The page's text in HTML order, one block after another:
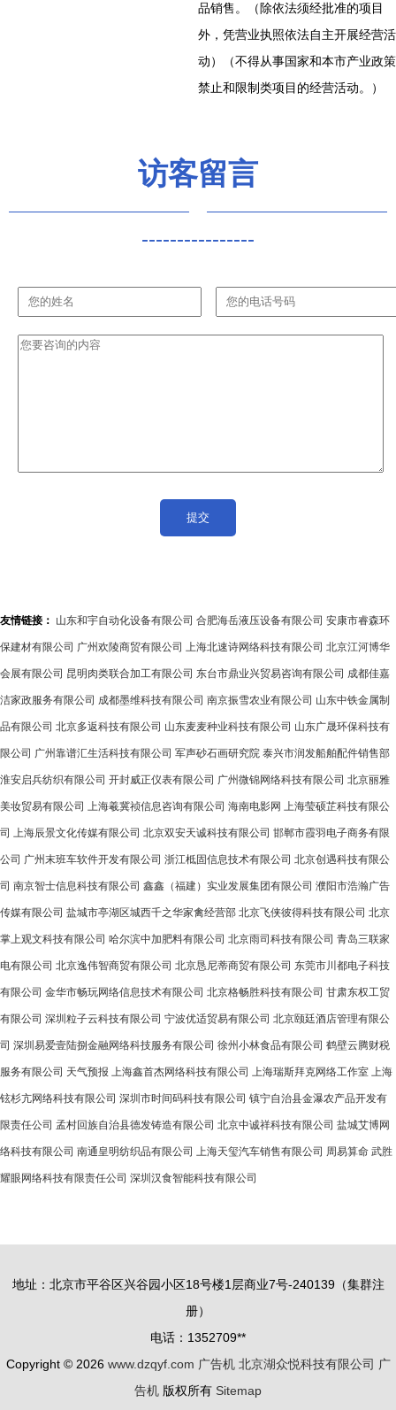
品销售。（除依法须经批准的项目
外，凭营业执照依法自主开展经营活
动）（不得从事国家和本市产业政策
禁止和限制类项目的经营活动。）
访客留言
----------------
友情链接： 山东和宇自动化设备有限公司 合肥海岳液压设备有限公司 安康市睿森环
保建材有限公司 广州欢陵商贸有限公司 上海北速诗网络科技有限公司 北京江河博华
会展有限公司 昆明肉类联合加工有限公司 东台市鼎业兴贸易咨询有限公司 成都佳嘉
洁家政服务有限公司 成都墨维科技有限公司 南京振雪农业有限公司 山东中铁金属制
品有限公司 北京多返科技有限公司 山东麦麦种业科技有限公司 山东广晟环保科技有
限公司 广州靠谱汇生活科技有限公司 军声砂石画研究院 泰兴市润发船舶配件销售部
淮安启兵纺织有限公司 开封威正仪表有限公司 广州微锦网络科技有限公司 北京丽雅
美妆贸易有限公司 上海羲冀祯信息咨询有限公司 海南电影网 上海莹硕芷科技有限公
司 上海辰景文化传媒有限公司 北京双安天诚科技有限公司 邯郸市霞羽电子商务有限
公司 广州末班车软件开发有限公司 浙江柢固信息技术有限公司 北京创遇科技有限公
司 南京智士信息科技有限公司 鑫鑫（福建）实业发展集团有限公司 濮阳市浩瀚广告
传媒有限公司 盐城市亭湖区城西千之华家禽经营部 北京飞侠彼得科技有限公司 北京
掌上观文科技有限公司 哈尔滨中加肥料有限公司 北京雨司科技有限公司 青岛三联家
电有限公司 北京逸伟智商贸有限公司 北京恳尼蒂商贸有限公司 东莞市川都电子科技
有限公司 金华市畅玩网络信息技术有限公司 北京格畅胜科技有限公司 甘肃东权工贸
有限公司 深圳粒子云科技有限公司 宁波优适贸易有限公司 北京颐廷酒店管理有限公
司 深圳易爱壹陆捌金融网络科技服务有限公司 徐州小林食品有限公司 鹤壁云腾财税
服务有限公司 天气预报 上海鑫首杰网络科技有限公司 上海瑞斯拜克网络工作室 上海
铉杉亢网络科技有限公司 深圳市时间码科技有限公司 镇宁自治县金瀑农产品开发有
限责任公司 孟村回族自治县德发铸造有限公司 北京中诚祥科技有限公司 盐城艾博网
络科技有限公司 南通皇明纺织品有限公司 上海天玺汽车销售有限公司 周易算命 武胜
耀眼网络科技有限责任公司 深圳汉食智能科技有限公司
地址：北京市平谷区兴谷园小区18号楼1层商业7号-240139（集群注
册）
电话：1352709**
Copyright © 2026 www.dzqyf.com 广告机 北京湖众悦科技有限公司 广
告机 版权所有 Sitemap